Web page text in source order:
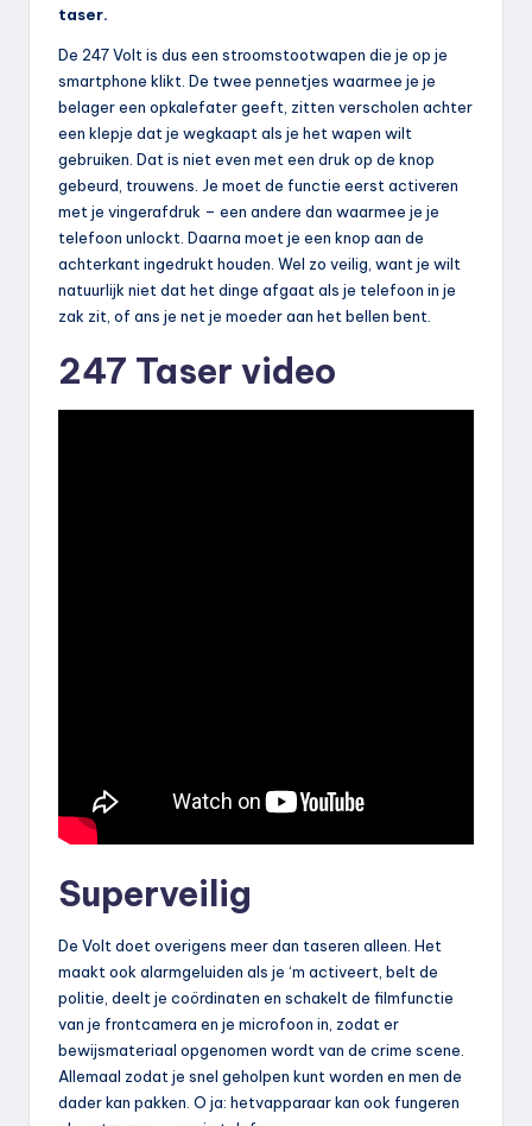
taser.
De 247 Volt is dus een stroomstootwapen die je op je
smartphone klikt. De twee pennetjes waarmee je je
belager een opkalefater geeft, zitten verscholen achter
een klepje dat je wegkaapt als je het wapen wilt
gebruiken. Dat is niet even met een druk op de knop
gebeurd, trouwens. Je moet de functie eerst activeren
met je vingerafdruk – een andere dan waarmee je je
telefoon unlockt. Daarna moet je een knop aan de
achterkant ingedrukt houden. Wel zo veilig, want je wilt
natuurlijk niet dat het dinge afgaat als je telefoon in je
zak zit, of ans je net je moeder aan het bellen bent.
247 Taser video
Superveilig
De Volt doet overigens meer dan taseren alleen. Het
maakt ook alarmgeluiden als je ‘m activeert, belt de
politie, deelt je coördinaten en schakelt de filmfunctie
van je frontcamera en je microfoon in, zodat er
bewijsmateriaal opgenomen wordt van de crime scene.
Allemaal zodat je snel geholpen kunt worden en men de
dader kan pakken. O ja: hetvapparaar kan ook fungeren